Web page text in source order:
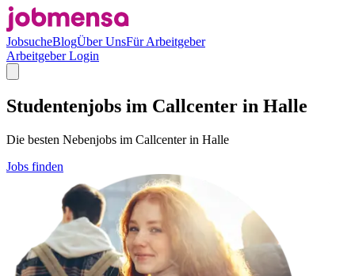
JobsucheBlogÜber UnsFür Arbeitgeber
Arbeitgeber Login
Studentenjobs im Callcenter in Halle
Die besten Nebenjobs im Callcenter in Halle
Jobs finden